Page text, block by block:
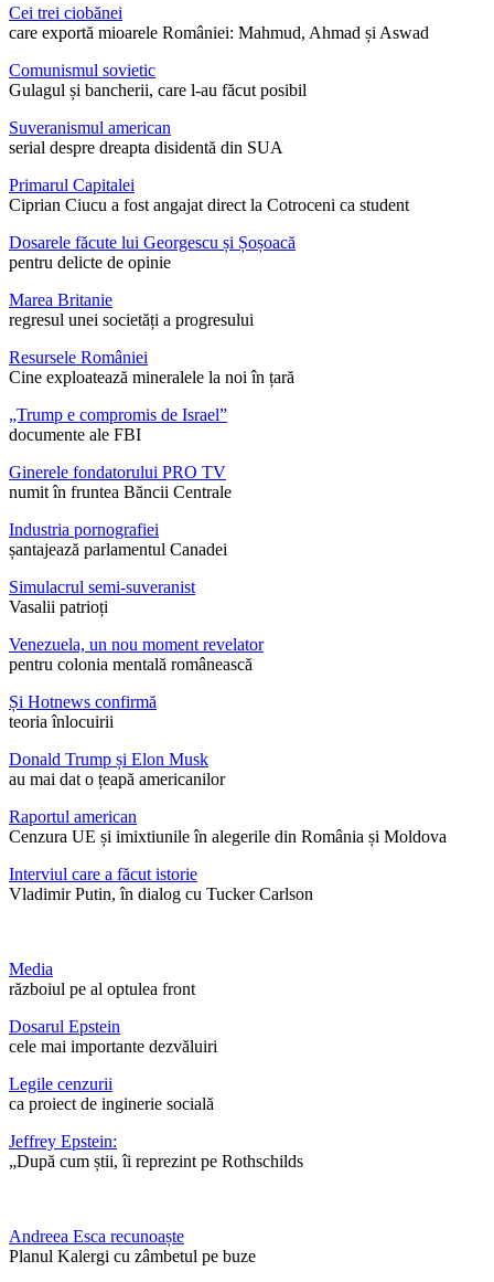
Cei trei ciobănei
care exportă mioarele României: Mahmud, Ahmad și Aswad
Comunismul sovietic
Gulagul și bancherii, care l-au făcut posibil
Suveranismul american
serial despre dreapta disidentă din SUA
Primarul Capitalei
Ciprian Ciucu a fost angajat direct la Cotroceni ca student
Dosarele făcute lui Georgescu și Șoșoacă
pentru delicte de opinie
Marea Britanie
regresul unei societăți a progresului
Resursele României
Cine exploatează mineralele la noi în țară
„Trump e compromis de Israel”
documente ale FBI
Ginerele fondatorului PRO TV
numit în fruntea Băncii Centrale
Industria pornografiei
șantajează parlamentul Canadei
Simulacrul semi-suveranist
Vasalii patrioți
Venezuela, un nou moment revelator
pentru colonia mentală românească
Și Hotnews confirmă
teoria înlocuirii
Donald Trump și Elon Musk
au mai dat o țeapă americanilor
Raportul american
Cenzura UE și imixtiunile în alegerile din România și Moldova
Interviul care a făcut istorie
Vladimir Putin, în dialog cu Tucker Carlson
Media
războiul pe al optulea front
Dosarul Epstein
cele mai importante dezvăluiri
Legile cenzurii
ca proiect de inginerie socială
Jeffrey Epstein:
„După cum știi, îi reprezint pe Rothschilds
Andreea Esca recunoaște
Planul Kalergi cu zâmbetul pe buze